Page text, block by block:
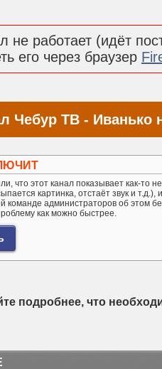
работает (идёт
его через браузер
Чебур ТВ - Иванько
что этот канал показывает как-то
картинка, отстаёт звук и
команде администраторов об этом
как можно быстрее.
подробнее, что